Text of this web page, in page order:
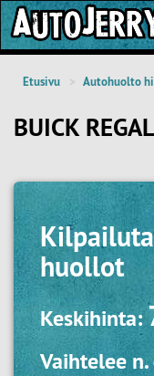
Etusivu Autohuolto
BUICK
huollot
Keskihinta:
Vaihtelee n.